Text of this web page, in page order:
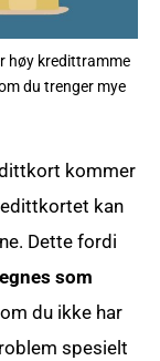
høy kredittramme
du trenger mye
kommer
kan
Dette fordi
som
du ikke har
spesielt